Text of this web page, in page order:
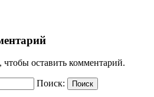
, чтобы оставить комментарий.
Поиск: Поиск